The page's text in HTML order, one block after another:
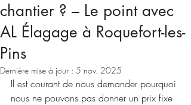
chantier ? – Le point avec
AL Élagage à Roquefort-les-
Pins
Dernière mise à jour : 5 nov. 2025
Il est courant de nous demander pourquoi
nous ne pouvons pas donner un prix fixe